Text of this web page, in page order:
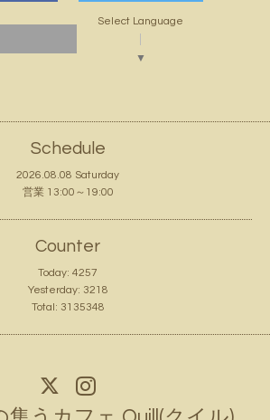
Select Language
▼
Schedule
2026.08.08 Saturday
営業 13:00～19:00
Counter
Today: 4257
Yesterday: 3218
Total: 3135348